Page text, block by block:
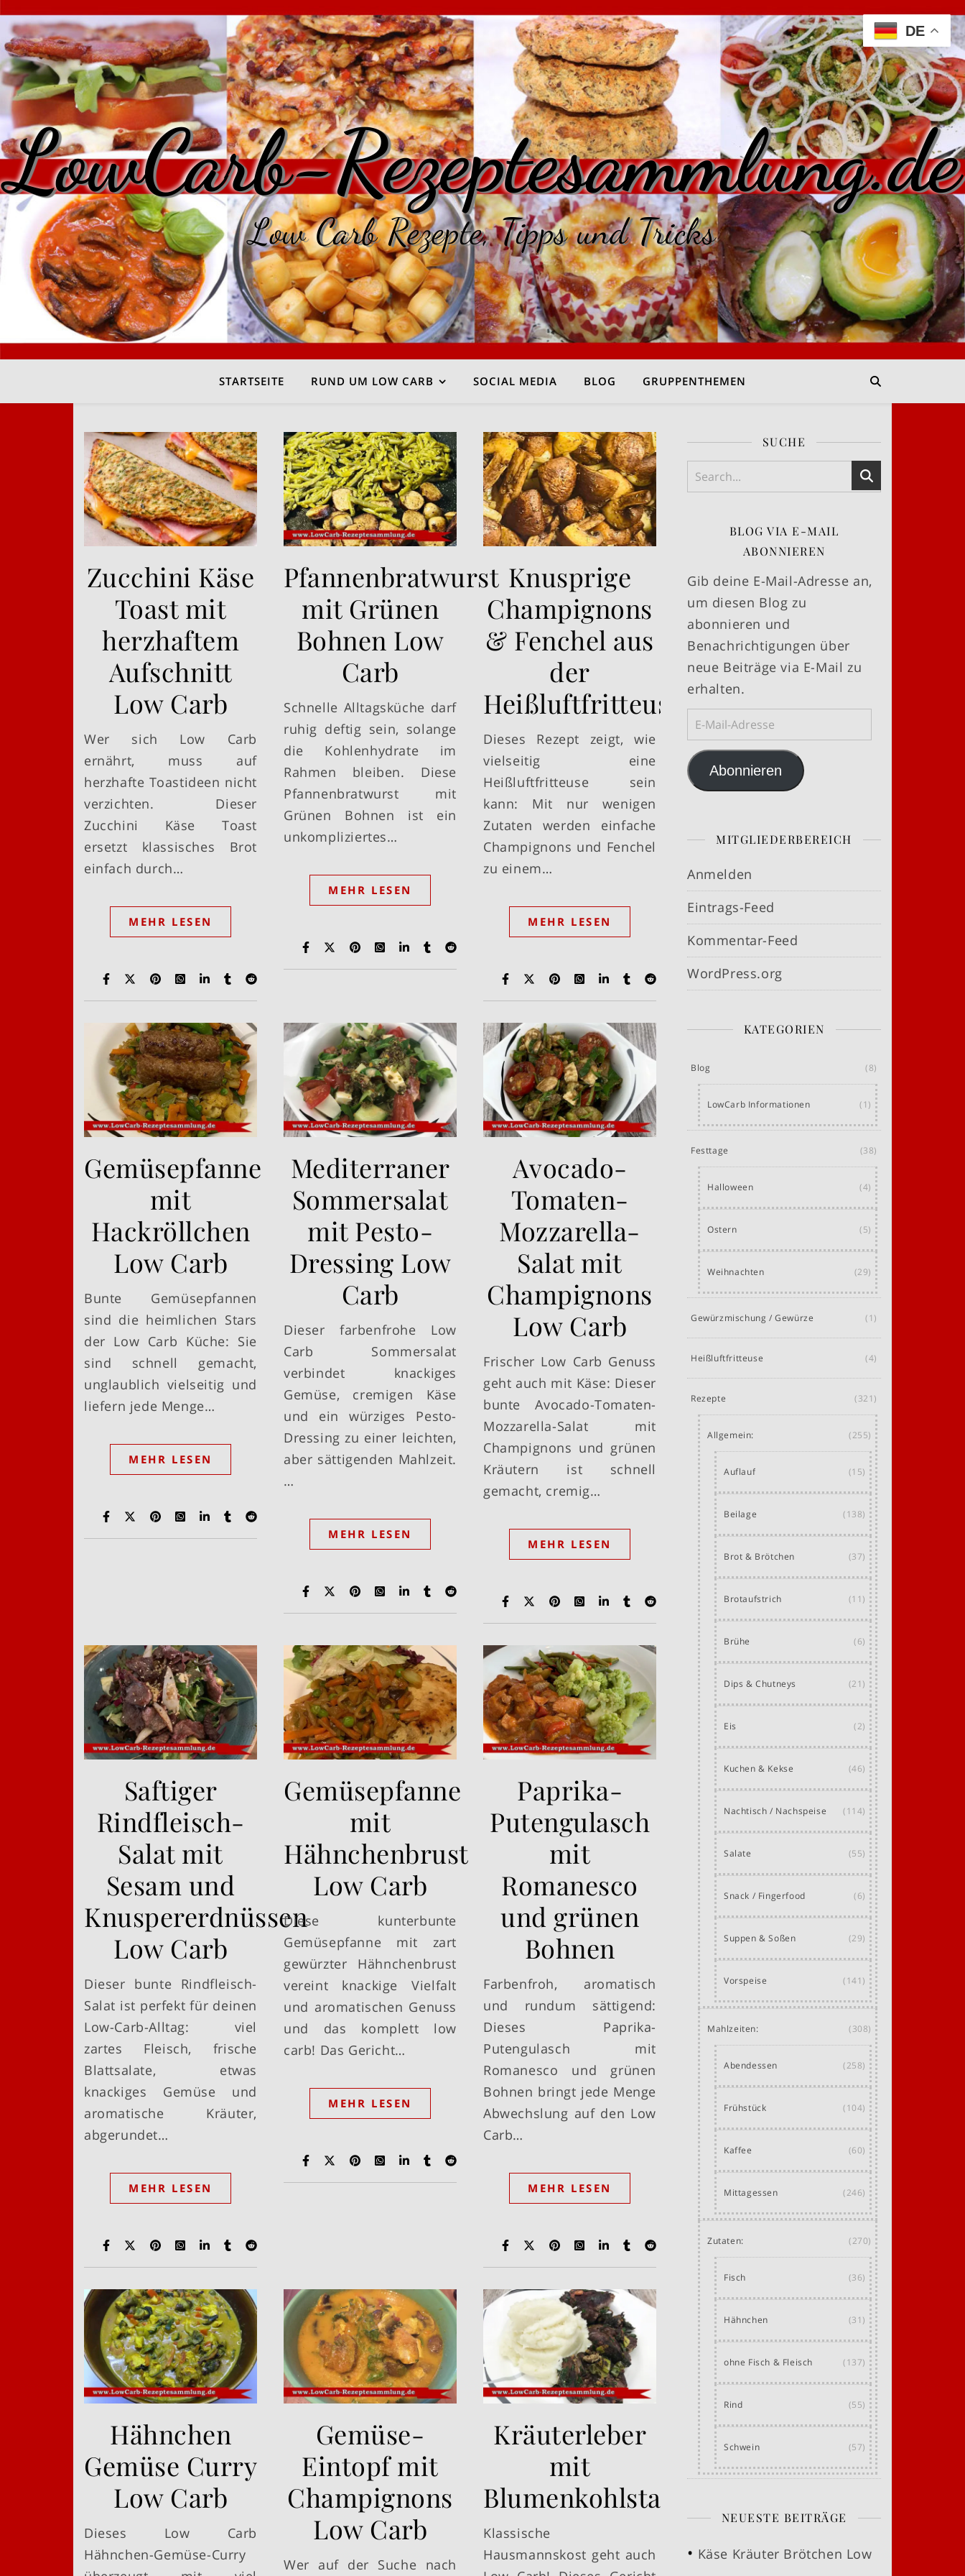
LowCarb-Rezeptesammlung.de
Low Carb Rezepte, Tipps und Tricks
STARTSEITE RUND UM LOW CARB SOCIAL MEDIA BLOG GRUPPENTHEMEN
Zucchini Käse
Toast mit
herzhaftem
Aufschnitt
Low Carb
Wer sich Low Carb
ernährt, muss auf
herzhafte Toastideen nicht
verzichten. Dieser
Zucchini Käse Toast
ersetzt klassisches Brot
einfach durch…
MEHR LESEN
Pfannenbratwurst
mit Grünen
Bohnen Low
Carb
Schnelle Alltagsküche darf
ruhig deftig sein, solange
die Kohlenhydrate im
Rahmen bleiben. Diese
Pfannenbratwurst mit
Grünen Bohnen ist ein
unkompliziertes…
MEHR LESEN
Knusprige
Champignons
& Fenchel aus
der
Heißluftfritteuse
Dieses Rezept zeigt, wie
vielseitig eine
Heißluftfritteuse sein
kann: Mit nur wenigen
Zutaten werden einfache
Champignons und Fenchel
zu einem…
MEHR LESEN
Gemüsepfanne
mit
Hackröllchen
Low Carb
Bunte Gemüsepfannen
sind die heimlichen Stars
der Low Carb Küche: Sie
sind schnell gemacht,
unglaublich vielseitig und
liefern jede Menge…
MEHR LESEN
Mediterraner
Sommersalat
mit Pesto-
Dressing Low
Carb
Dieser farbenfrohe Low
Carb Sommersalat
verbindet knackiges
Gemüse, cremigen Käse
und ein würziges Pesto-
Dressing zu einer leichten,
aber sättigenden Mahlzeit.
…
MEHR LESEN
Avocado-
Tomaten-
Mozzarella-
Salat mit
Champignons
Low Carb
Frischer Low Carb Genuss
geht auch mit Käse: Dieser
bunte Avocado-Tomaten-
Mozzarella-Salat mit
Champignons und grünen
Kräutern ist schnell
gemacht, cremig…
MEHR LESEN
Saftiger
Rindfleisch-
Salat mit
Sesam und
Knuspererdnüssen
Low Carb
Dieser bunte Rindfleisch-
Salat ist perfekt für deinen
Low-Carb-Alltag: viel
zartes Fleisch, frische
Blattsalate, etwas
knackiges Gemüse und
aromatische Kräuter,
abgerundet…
MEHR LESEN
Gemüsepfanne
mit
Hähnchenbrust
Low Carb
Diese kunterbunte
Gemüsepfanne mit zart
gewürzter Hähnchenbrust
vereint knackige Vielfalt
und aromatischen Genuss
und das komplett low
carb! Das Gericht…
MEHR LESEN
Paprika-
Putengulasch
mit
Romanesco
und grünen
Bohnen
Farbenfroh, aromatisch
und rundum sättigend:
Dieses Paprika-
Putengulasch mit
Romanesco und grünen
Bohnen bringt jede Menge
Abwechslung auf den Low
Carb…
MEHR LESEN
Hähnchen
Gemüse Curry
Low Carb
Dieses Low Carb
Hähnchen-Gemüse-Curry
Gemüse-
Eintopf mit
Champignons
Low Carb
Wer auf der Suche nach
Kräuterleber
mit
Blumenkohlstampf
Klassische
Hausmannskost geht auch
SUCHE
BLOG VIA E-MAIL
ABONNIEREN
Gib deine E-Mail-Adresse an,
um diesen Blog zu
abonnieren und
Benachrichtigungen über
neue Beiträge via E-Mail zu
erhalten.
E-Mail-Adresse
Abonnieren
MITGLIEDERBEREICH
Anmelden
Eintrags-Feed
Kommentar-Feed
WordPress.org
KATEGORIEN
Blog (8)
LowCarb Informationen (1)
Festtage (38)
Halloween (4)
Ostern (5)
Weihnachten (29)
Gewürzmischung / Gewürze (1)
Heißluftfritteuse (4)
Rezepte (321)
Allgemein: (255)
Auflauf (15)
Beilage (138)
Brot & Brötchen (37)
Brotaufstrich (11)
Brühe (6)
Dips & Chutneys (21)
Eis (2)
Kuchen & Kekse (46)
Nachtisch / Nachspeise (114)
Salate (55)
Snack / Fingerfood (6)
Suppen & Soßen (29)
Vorspeise (141)
Mahlzeiten: (308)
Abendessen (258)
Frühstück (104)
Kaffee (60)
Mittagessen (246)
Zutaten: (270)
Fisch (36)
Hähnchen (31)
ohne Fisch & Fleisch (137)
Rind (55)
Schwein (57)
NEUESTE BEITRÄGE
Käse Kräuter Brötchen Low
DE